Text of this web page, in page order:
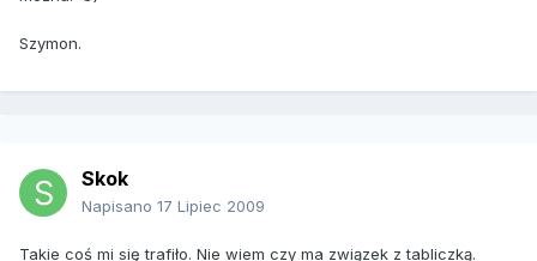
Szymon.
Skok
Napisano 17 Lipiec 2009
Takie coś mi się trafiło. Nie wiem czy ma związek z tabliczką.